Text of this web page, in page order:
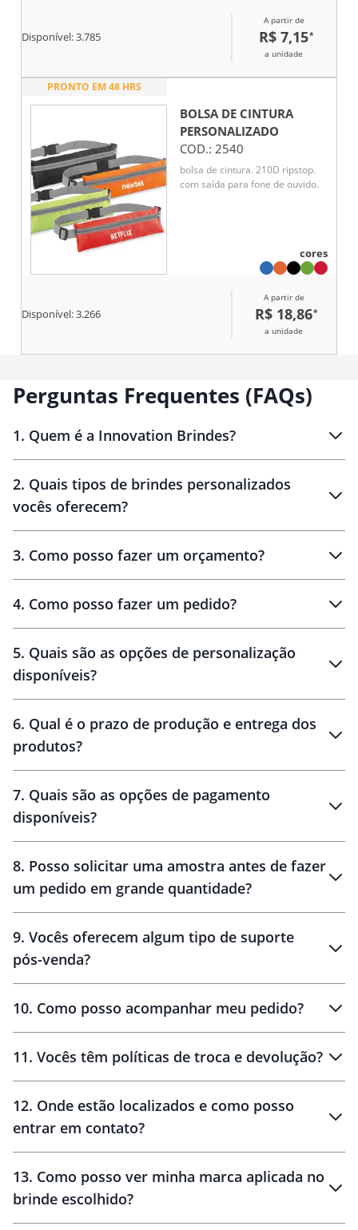
Disponível:3.785
A partir de
R$ 7,15*
a unidade
PRONTO EM 48 HRS
BOLSA DE CINTURA
PERSONALIZADO
COD.: 2540
bolsa de cintura. 210D ripstop.
com saída para fone de ouvido.
cores
Disponível:3.266
A partir de
R$ 18,86*
a unidade
Perguntas Frequentes (FAQs)
1. Quem é a Innovation Brindes?
Brindes personalizados
2. Quais tipos de brindes personalizados
vocês oferecem?
personalizados
3. Como posso fazer um orçamento?
brinde
personalização
4. Como posso fazer um pedido?
amostra virtual
5. Quais são as opções de personalização
disponíveis?
6. Qual é o prazo de produção e entrega dos
produtos?
10 dias
brinde
48 horas
7. Quais são as opções de pagamento
disponíveis?
8. Posso solicitar uma amostra antes de fazer
um pedido em grande quantidade?
amostras
9. Vocês oferecem algum tipo de suporte
pós-venda?
10. Como posso acompanhar meu pedido?
11. Vocês têm políticas de troca e devolução?
30 dias
12. Onde estão localizados e como posso
entrar em contato?
13. Como posso ver minha marca aplicada no
brinde escolhido?